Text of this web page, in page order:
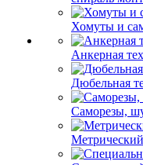
Хомуты и
Анкерная
Дюбельная
Саморезы,